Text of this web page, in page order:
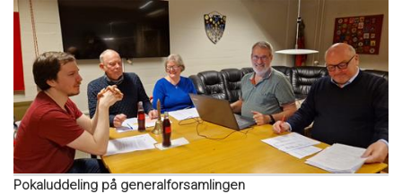
Pokaluddeling på generalforsamlingen